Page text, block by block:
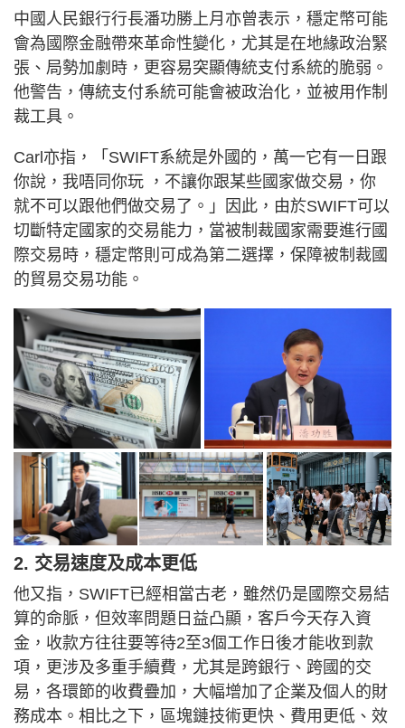
中國人民銀行行長潘功勝上月亦曾表示，穩定幣可能
會為國際金融帶來革命性變化，尤其是在地緣政治緊
張、局勢加劇時，更容易突顯傳統支付系統的脆弱。
他警告，傳統支付系統可能會被政治化，並被用作制
裁工具。
Carl亦指，「SWIFT系統是外國的，萬一它有一日跟
你說，我唔同你玩 ，不讓你跟某些國家做交易，你
就不可以跟他們做交易了。」因此，由於SWIFT可以
切斷特定國家的交易能力，當被制裁國家需要進行國
際交易時，穩定幣則可成為第二選擇，保障被制裁國
的貿易交易功能。
2. 交易速度及成本更低
他又指，SWIFT已經相當古老，雖然仍是國際交易結
算的命脈，但效率問題日益凸顯，客戶今天存入資
金，收款方往往要等待2至3個工作日後才能收到款
項，更涉及多重手續費，尤其是跨銀行、跨國的交
易，各環節的收費疊加，大幅增加了企業及個人的財
務成本。相比之下，區塊鏈技術更快、費用更低、效